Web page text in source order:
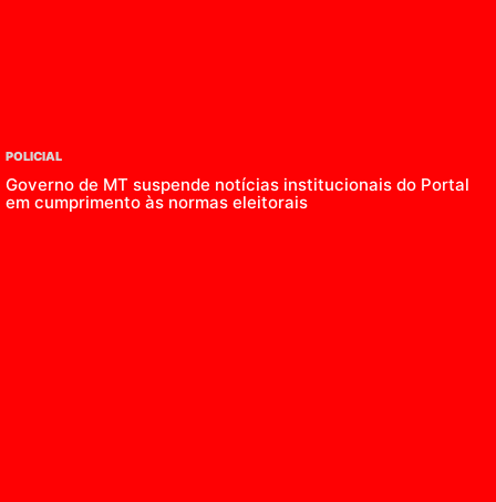
POLICIAL
Governo de MT suspende notícias institucionais do Portal
em cumprimento às normas eleitorais